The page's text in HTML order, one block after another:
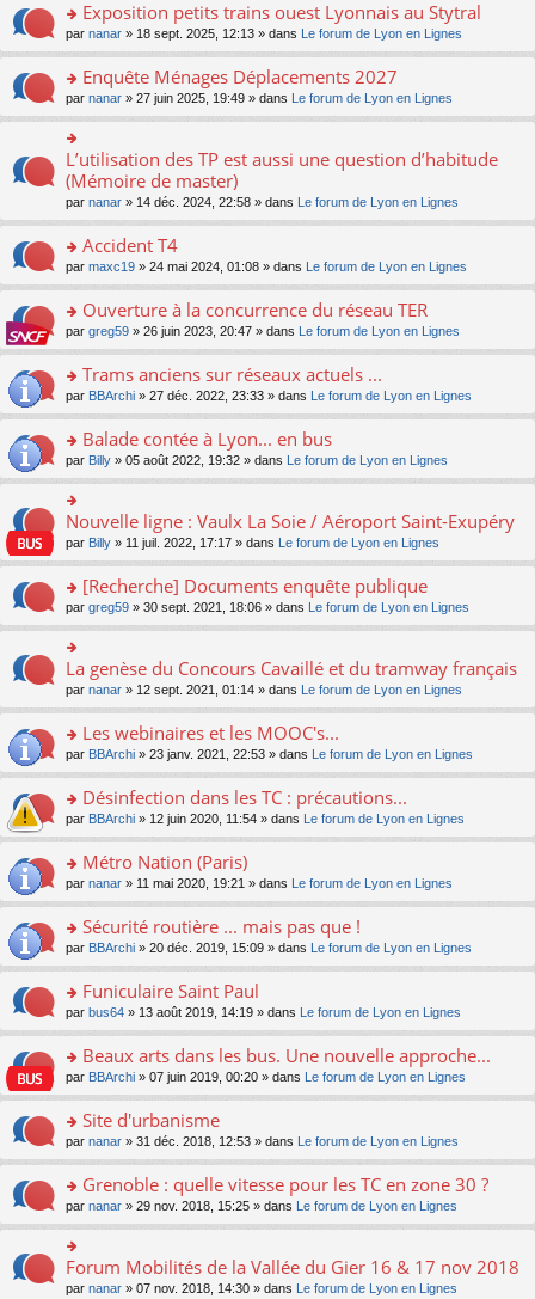
ult
er
le
m
e
s
g
e
n
o
lu
le
pl
u
s
e
nt
o
n
ult
er
le
m
s
a
e
n
o
lu
le
pl
u
s
e
nt
Exposition petits trains ouest Lyonnais au Stytral
par nanar » 18 sept. 2025, 12:13 » dans Le forum de Lyon en Lignes
o
n
s
ult
er
le
m
e
s
a
e
n
o
lu
le
pl
u
s
c
nt
Enquête Ménages Déplacements 2027
par nanar » 27 juin 2025, 19:49 » dans Le forum de Lyon en Lignes
n
s
ult
er
le
m
e
s
a
g
e
n
lu
le
pl
u
s
c
e
nt
L’utilisation des TP est aussi une question d’habitude
(Mémoire de master)
par nanar » 14 déc. 2024, 22:58 » dans Le forum de Lyon en Lignes
o
n
ult
er
le
m
e
a
g
e
n
o
lu
pl
u
s
ré
c
e
nt
Accident T4
par maxc19 » 24 mai 2024, 01:08 » dans Le forum de Lyon en Lignes
o
n
ult
er
le
m
e
s
g
e
n
o
lu
pl
u
s
ré
e
nt
Ouverture à la concurrence du réseau TER
par greg59 » 26 juin 2023, 20:47 » dans Le forum de Lyon en Lignes
o
n
ult
er
le
m
e
s
g
e
n
o
n
le
u
s
ré
e
nt
Trams anciens sur réseaux actuels ...
par BBArchi » 27 déc. 2022, 23:33 » dans Le forum de Lyon en Lignes
o
n
s
ult
er
le
m
e
s
a
e
n
o
n
le
u
s
ré
e
nt
Balade contée à Lyon... en bus
par Billy » 05 août 2022, 19:32 » dans Le forum de Lyon en Lignes
o
n
er
le
m
e
s
a
g
e
n
o
lu
le
pl
u
s
e
nt
Nouvelle ligne : Vaulx La Soie / Aéroport Saint-Exupéry
par Billy » 11 juil. 2022, 17:17 » dans Le forum de Lyon en Lignes
o
n
s
ult
er
le
m
e
s
g
e
n
o
lu
pl
u
s
c
e
nt
[Recherche] Documents enquête publique
par greg59 » 30 sept. 2021, 18:06 » dans Le forum de Lyon en Lignes
n
er
le
m
e
s
a
g
e
n
n
lu
le
pl
u
c
e
nt
La genèse du Concours Cavaillé et du tramway français
par nanar » 12 sept. 2021, 01:14 » dans Le forum de Lyon en Lignes
o
n
ult
er
le
m
e
a
g
e
n
n
le
pl
u
ré
c
e
nt
Les webinaires et les MOOC's...
par BBArchi » 23 janv. 2021, 22:53 » dans Le forum de Lyon en Lignes
o
n
ult
er
le
m
e
a
g
e
n
n
le
pl
u
ré
c
e
nt
Désinfection dans les TC : précautions...
par BBArchi » 12 juin 2020, 11:54 » dans Le forum de Lyon en Lignes
o
n
ult
er
le
m
e
a
g
e
n
n
le
pl
u
s
ré
c
e
Métro Nation (Paris)
par nanar » 11 mai 2020, 19:21 » dans Le forum de Lyon en Lignes
o
n
ult
er
le
m
e
a
g
e
n
n
le
pl
u
Sécurité routière ... mais pas que !
par BBArchi » 20 déc. 2019, 15:09 » dans Le forum de Lyon en Lignes
o
n
ult
er
le
m
e
a
g
e
n
o
Funiculaire Saint Paul
par bus64 » 13 août 2019, 14:19 » dans Le forum de Lyon en Lignes
o
n
ult
er
le
m
e
s
g
e
Beaux arts dans les bus. Une nouvelle approche...
par BBArchi » 07 juin 2019, 00:20 » dans Le forum de Lyon en Lignes
o
n
ult
er
le
m
e
s
Site d'urbanisme
par nanar » 31 déc. 2018, 12:53 » dans Le forum de Lyon en Lignes
o
n
s
ult
er
le
Grenoble : quelle vitesse pour les TC en zone 30 ?
par nanar » 29 nov. 2018, 15:25 » dans Le forum de Lyon en Lignes
o
n
Forum Mobilités de la Vallée du Gier 16 & 17 nov 2018
par nanar » 07 nov. 2018, 14:30 » dans Le forum de Lyon en Lignes